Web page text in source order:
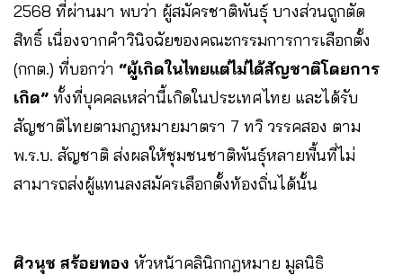
2568 ที่ผ่านมา พบว่า ผู้สมัครชาติพันธ์ุ บางส่วนถูกตัด
สิทธิ์ เนื่องจากคำวินิจฉัยของคณะกรรมการการเลือกตั้ง
(กกต.) ที่บอกว่า “ผู้เกิดในไทยแต่ไม่ได้สัญชาติโดยการ
เกิด” ทั้งที่บุคคลเหล่านี้เกิดในประเทศไทย และได้รับ
สัญชาติไทยตามกฎหมายมาตรา 7 ทวิ วรรคสอง ตาม
พ.ร.บ. สัญชาติ ส่งผลให้ชุมชนชาติพันธุ์หลายพื้นที่ไม่
สามารถส่งผู้แทนลงสมัครเลือกตั้งท้องถิ่นได้นั้น
ศิวนุช สร้อยทอง หัวหน้าคลินิกกฎหมาย มูลนิธิ